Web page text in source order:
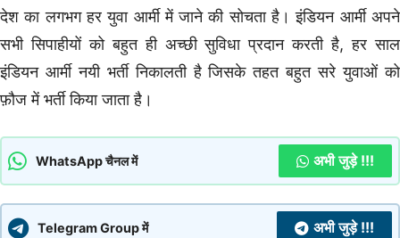
देश का लगभग हर युवा आर्मी में जाने की सोचता है। इंडियन आर्मी अपने
सभी सिपाहीयों को बहुत ही अच्छी सुविधा प्रदान करती है, हर साल
इंडियन आर्मी नयी भर्ती निकालती है जिसके तहत बहुत सरे युवाओं को
फ़ौज में भर्ती किया जाता है।
WhatsApp चैनल में अभी जुड़े !!!
Telegram Group में अभी जुड़े !!!